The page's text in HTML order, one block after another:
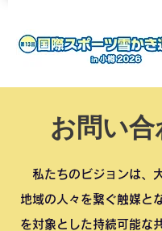
お問い
私たちのビジョンは、
地域の人々を繋ぐ触媒と
を対象とした持続可能な